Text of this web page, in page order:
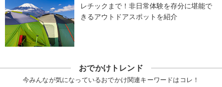
レチックまで！非日常体験を存分に堪能で
きるアウトドアスポットを紹介
おでかけトレンド
今みんなが気になっているおでかけ関連キーワードはコレ！